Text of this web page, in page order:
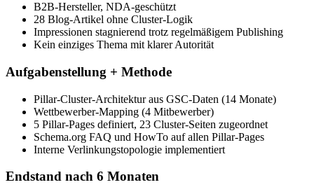
B2B-Hersteller, NDA-geschützt
28 Blog-Artikel ohne Cluster-Logik
Impressionen stagnierend trotz regelmäßigem Publishing
Kein einziges Thema mit klarer Autorität
Aufgabenstellung + Methode
Pillar-Cluster-Architektur aus GSC-Daten (14 Monate)
Wettbewerber-Mapping (4 Mitbewerber)
5 Pillar-Pages definiert, 23 Cluster-Seiten zugeordnet
Schema.org FAQ und HowTo auf allen Pillar-Pages
Interne Verlinkungstopologie implementiert
Endstand nach 6 Monaten